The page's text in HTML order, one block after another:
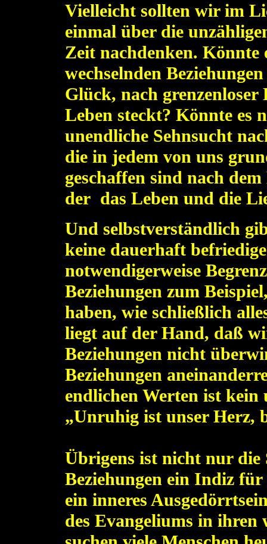
Vielleicht sollten wir im
einmal über die
Zeit nachdenken. Könnte
wechselnden
Glück, nach
Leben steckt? Könnte es
unendliche Sehnsucht
die in jedem von uns
geschaffen sind nach
der das Leben und die
Und selbstverständlich
keine dauerhaft
notwendigerweise
Beziehungen zum
haben, wie schließlich
liegt auf der Hand, daß
Beziehungen nicht
Beziehungen
endlichen Werten ist kein
„Unruhig ist unser Herz,
Übrigens ist nicht nur die
Beziehungen ein Indiz
ein inneres
des Evangeliums in ihren